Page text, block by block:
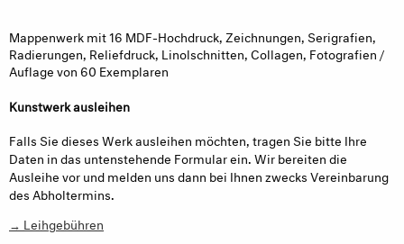
Mappenwerk mit 16 MDF-Hochdruck, Zeichnungen, Serigrafien,
Radierungen, Reliefdruck, Linolschnitten, Collagen, Fotografien /
Auflage von 60 Exemplaren
Kunstwerk ausleihen
Falls Sie dieses Werk ausleihen möchten, tragen Sie bitte Ihre
Daten in das untenstehende Formular ein. Wir bereiten die
Ausleihe vor und melden uns dann bei Ihnen zwecks Vereinbarung
des Abholtermins.
→ Leihgebühren